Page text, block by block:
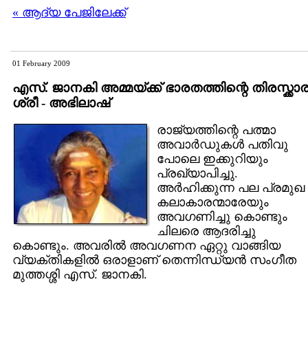
« ആദ്യ പേജിലേക്ക്
01 February 2009
എസ്. ജാനകി അമ്മയ്ക്ക് ഭാരതത്തിന്റെ
ശ്രീ - അഭിലാഷ്
രാജ്യത്തിന്റെ പത്മാ‍
അവാര്‍ഡുകള്‍ പതിവു
പോലെ ഇക്കുറിയും
പ്രഖ്യാപിച്ചു.
അര്‍ഹിക്കുന്ന പല പ്രമുഖ
കലാകാരന്മാരേയും
അവഗണിച്ചു കൊണ്ടും
ചിലരെ ആദരിച്ചു
കൊണ്ടും. അവരില്‍ അവഗണന ഏറ്റു വാങ്ങിയ
വ്യക്തികളില്‍ ഒരാളാണ് തെന്നിന്ധ്യന്‍ സംഗീത
മുത്തശ്ശി എസ്. ജാനകി.